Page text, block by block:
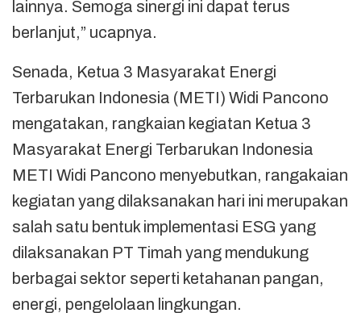
lainnya. Semoga sinergi ini dapat terus
berlanjut,” ucapnya.
Senada, Ketua 3 Masyarakat Energi
Terbarukan Indonesia (METI) Widi Pancono
mengatakan, rangkaian kegiatan Ketua 3
Masyarakat Energi Terbarukan Indonesia
METI Widi Pancono menyebutkan, rangakaian
kegiatan yang dilaksanakan hari ini merupakan
salah satu bentuk implementasi ESG yang
dilaksanakan PT Timah yang mendukung
berbagai sektor seperti ketahanan pangan,
energi, pengelolaan lingkungan.